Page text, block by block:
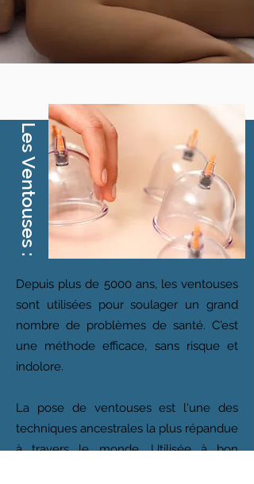
Les Ventouses :
Depuis plus de 5000 ans, les ventouses
sont utilisées pour soulager un grand
nombre de problèmes de santé. C'est
une méthode efficace, sans risque et
indolore.
La pose de ventouses est l'une des
techniques ancestrales la plus répandue
à travers le monde. Utilisée à bon